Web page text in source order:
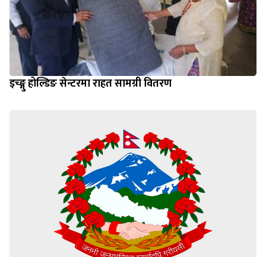
इच्ङ्गु होल्डिङ सेन्टरमा राहत सामग्री वितरण